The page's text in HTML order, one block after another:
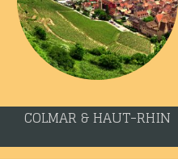
COLMAR & HAUT-RHIN